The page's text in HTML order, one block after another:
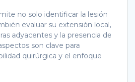
no solo identificar la lesión
evaluar su extensión local,
adyacentes y la presencia de
son clave para
quirúrgica y el enfoque